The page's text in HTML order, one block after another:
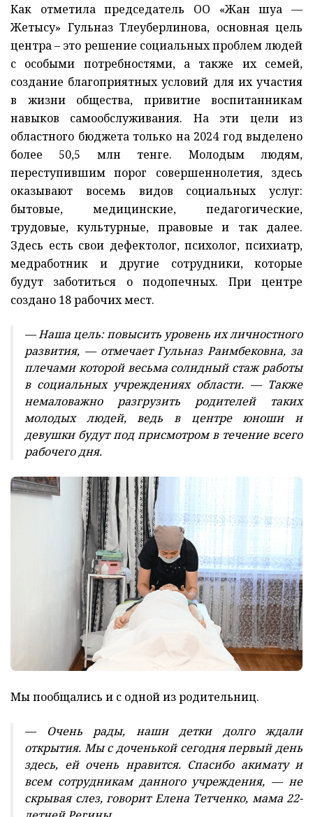
Как отметила председатель ОО «Жан шуақ —
Жетысу» Гульназ Тлеуберлинова, основная цель
центра – это решение социальных проблем людей
с особыми потребностями, а также их семей,
создание благоприятных условий для их участия
в жизни общества, привитие воспитанникам
навыков самообслуживания. На эти цели из
областного бюджета только на 2024 год выделено
более 50,5 млн тенге. Молодым людям,
переступившим порог совершеннолетия, здесь
оказывают восемь видов социальных услуг:
бытовые, медицинские, педагогические,
трудовые, культурные, правовые и так далее.
Здесь есть свои дефектолог, психолог, психиатр,
медработник и другие сотрудники, которые
будут заботиться о подопечных. При центре
создано 18 рабочих мест.
— Наша цель: повысить уровень их личностного
развития, — отмечает Гульназ Раимбековна, за
плечами которой весьма солидный стаж работы
в социальных учреждениях области. — Также
немаловажно разгрузить родителей таких
молодых людей, ведь в центре юноши и
девушки будут под присмотром в течение всего
рабочего дня.
Мы пообщались и с одной из родительниц.
— Очень рады, наши детки долго ждали
открытия. Мы с доченькой сегодня первый день
здесь, ей очень нравится. Спасибо акимату и
всем сотрудникам данного учреждения, — не
скрывая слез, говорит Елена Тетченко, мама 22-